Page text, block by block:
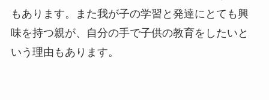
もあります。また我が子の学習と発達にとても興
味を持つ親が、自分の手で子供の教育をしたいと
いう理由もあります。